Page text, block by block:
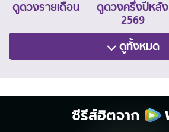
ดูดวงรายเดือน
ดูดวงครึ่งปีหลัง
2569
ดูทั้งหมด
ซีรีส์ฮิตจาก